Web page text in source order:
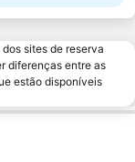
sites de reserva
diferenças entre as
estão disponíveis